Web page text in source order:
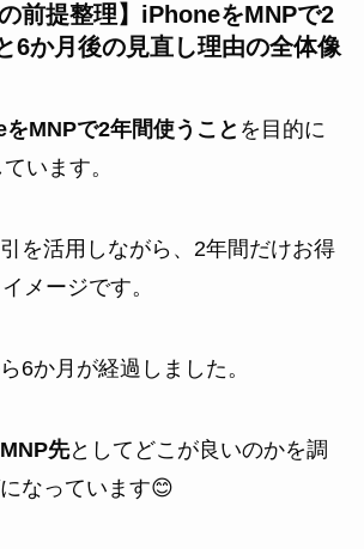
前提整理】iPhoneをMNPで2
6か月後の見直し理由の全体像
MNPで2年間使うこと を目的に
います。
を活用しながら、2年間だけお得
メージです。
6か月が経過しました。
MNP先としてどこが良いのかを調
なっています😊